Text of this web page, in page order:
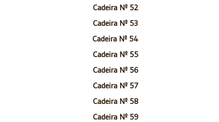
Cadeira Nº 52
Cadeira Nº 53
Cadeira Nº 54
Cadeira Nº 55
Cadeira Nº 56
Cadeira Nº 57
Cadeira Nº 58
Cadeira Nº 59